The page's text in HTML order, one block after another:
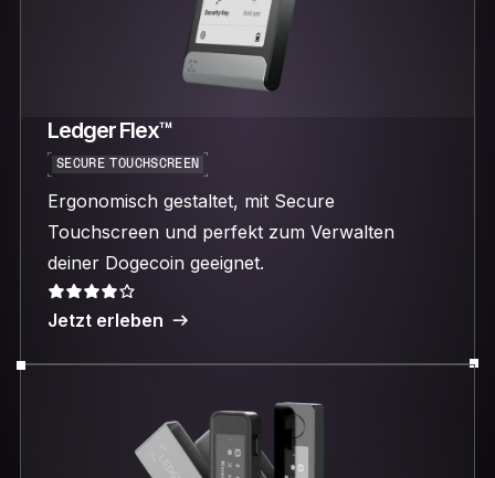
Ledger Flex™
SECURE TOUCHSCREEN
Ergonomisch gestaltet, mit Secure
Touchscreen und perfekt zum Verwalten
deiner Dogecoin geeignet.
Jetzt erleben